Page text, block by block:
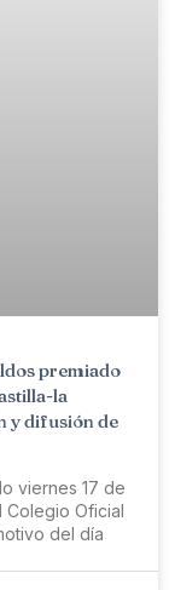
premiado
la
y difusión de
viernes 17 de
Colegio Oficial
del día